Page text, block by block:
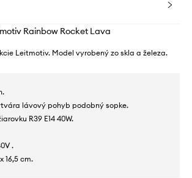
Rainbow Rocket Lava
Leitmotiv. Model vyrobený zo skla a železa.
lávový pohyb podobný sopke.
R39 E14 40W.
.
16,5 cm.